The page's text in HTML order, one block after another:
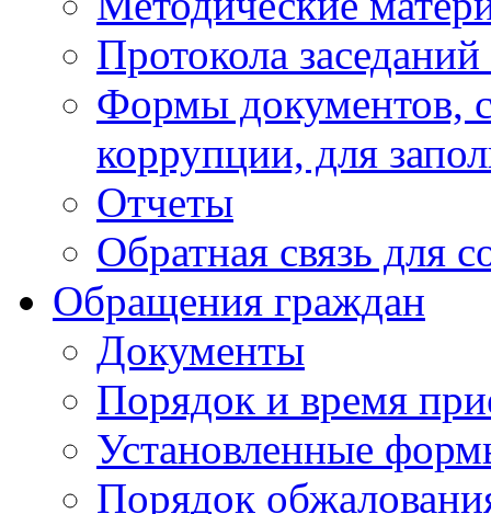
Протокола
Формы документов,
коррупции, для
Отчеты
Обратная связь для
Обращения граждан
Документы
Порядок и время
Установленные
Порядок